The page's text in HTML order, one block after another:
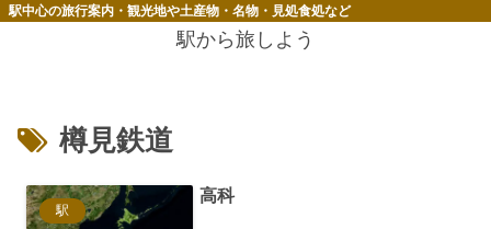
駅中心の旅行案内・観光地や土産物・名物・見処食処など
駅から旅しよう
樽見鉄道
駅
高科